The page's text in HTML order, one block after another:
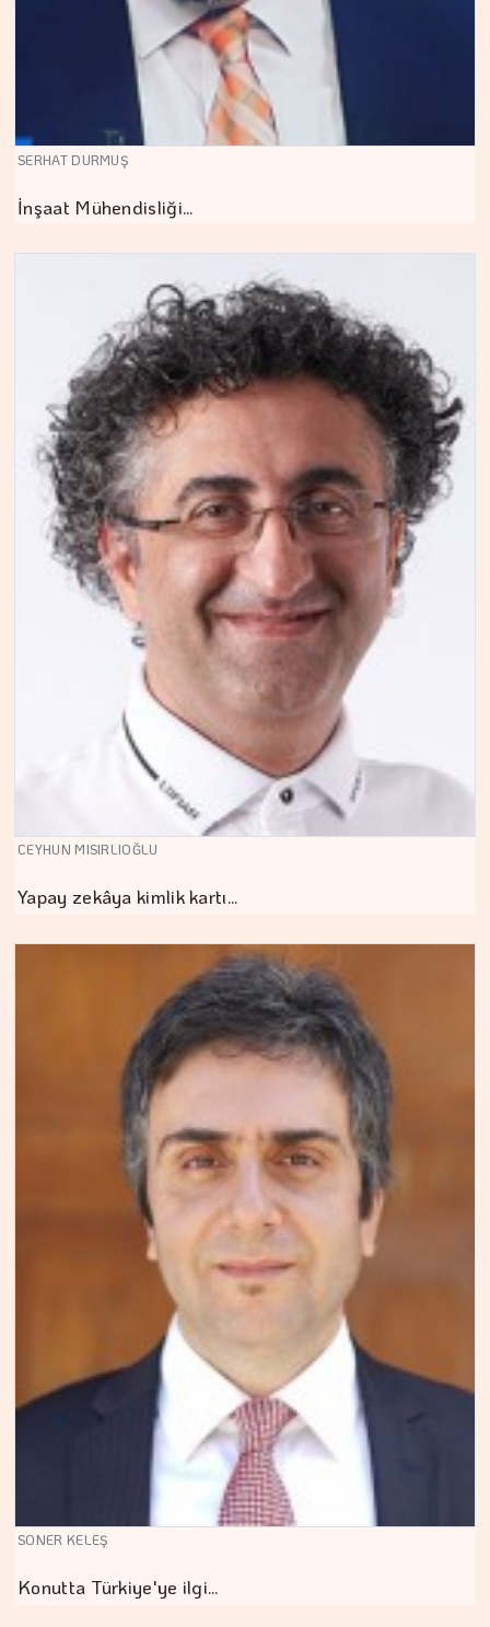
SERHAT DURMUŞ
İnşaat Mühendisliği…
CEYHUN MISIRLIOĞLU
Yapay zekâya kimlik kartı…
SONER KELEŞ
Konutta Türkiye'ye ilgi…